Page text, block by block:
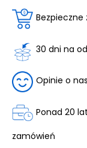
Bezpieczne
30 dni na
Opinie o
Ponad 20
zamówień